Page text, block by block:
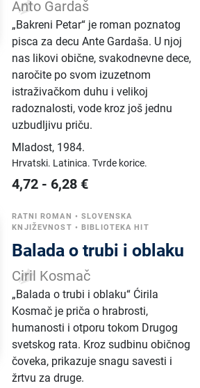
Anto Gardaš
„Bakreni Petar“ je roman poznatog
pisca za decu Ante Gardaša. U njoj
nas likovi obične, svakodnevne dece,
naročite po svom izuzetnom
istraživačkom duhu i velikoj
radoznalosti, vode kroz još jednu
uzbudljivu priču.
Mladost, 1984.
Hrvatski. Latinica.Tvrde korice.
4,72 - 6,28 €
RATNI ROMAN •SLOVENSKA
KNJIŽEVNOST •BIBLIOTEKA HIT
Balada o trubi i oblaku
Ciril Kosmač
„Balada o trubi i oblaku“ Ćirila
Kosmač je priča o hrabrosti,
humanosti i otporu tokom Drugog
svetskog rata. Kroz sudbinu običnog
čoveka, prikazuje snagu savesti i
žrtvu za druge.